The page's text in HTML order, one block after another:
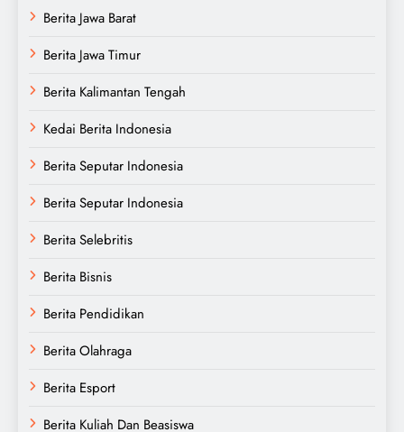
Berita Jawa Barat
Berita Jawa Timur
Berita Kalimantan Tengah
Kedai Berita Indonesia
Berita Seputar Indonesia
Berita Seputar Indonesia
Berita Selebritis
Berita Bisnis
Berita Pendidikan
Berita Olahraga
Berita Esport
Berita Kuliah Dan Beasiswa